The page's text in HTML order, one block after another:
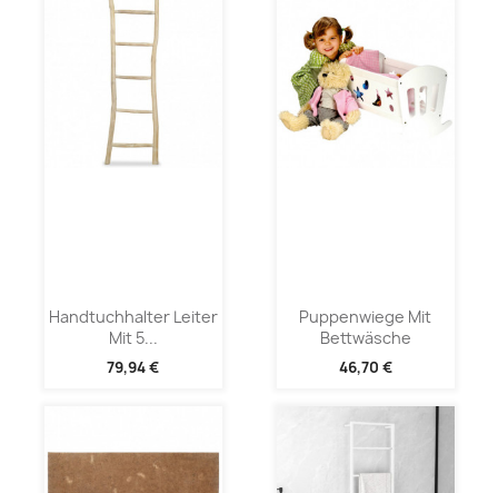
Handtuchhalter Leiter
Mit 5...
79,94 €
Puppenwiege Mit
Bettwäsche
46,70 €